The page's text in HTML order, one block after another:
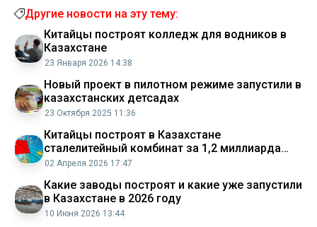
Другие новости на эту тему:
Китайцы построят колледж для водников в
Казахстане
23 Января 2026 14:38
Новый проект в пилотном режиме запустили в
казахстанских детсадах
23 Октября 2025 11:36
Китайцы построят в Казахстане
сталелитейный комбинат за 1,2 миллиарда
долларов
02 Апреля 2026 17:47
Какие заводы построят и какие уже запустили
в Казахстане в 2026 году
10 Июня 2026 13:44